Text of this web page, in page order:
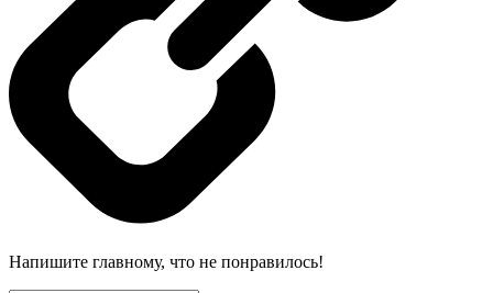
Напишите главному, что не понравилось!